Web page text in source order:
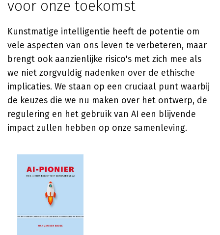
voor onze toekomst
Kunstmatige intelligentie heeft de potentie om
vele aspecten van ons leven te verbeteren, maar
brengt ook aanzienlijke risico's met zich mee als
we niet zorgvuldig nadenken over de ethische
implicaties. We staan op een cruciaal punt waarbij
de keuzes die we nu maken over het ontwerp, de
regulering en het gebruik van AI een blijvende
impact zullen hebben op onze samenleving.